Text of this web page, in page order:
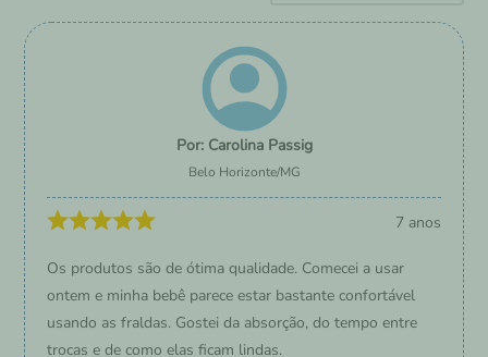
Carolina Passig
Belo Horizonte/MG
7 anos
Os produtos são de ótima qualidade. Comecei a usar
ontem e minha bebê parece estar bastante confortável
usando as fraldas. Gostei da absorção, do tempo entre
trocas e de como elas ficam lindas.